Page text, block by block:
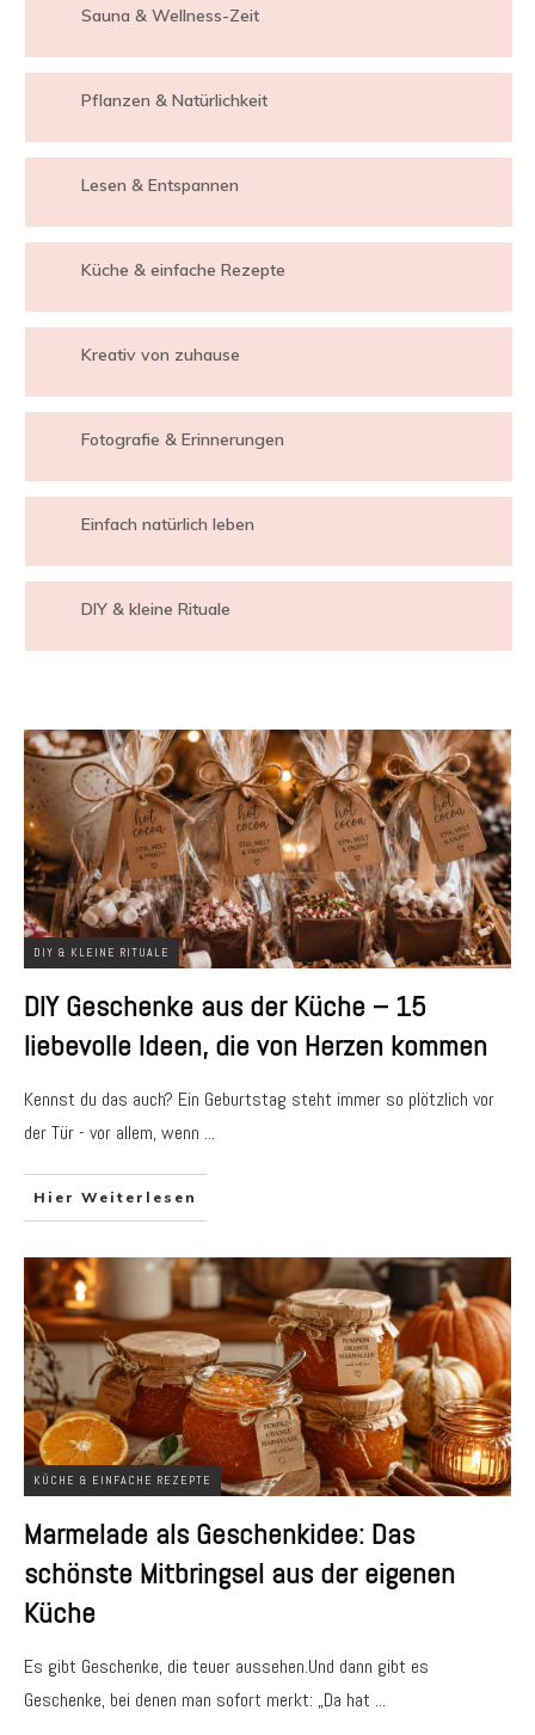
DIY & KLEINE RITUALE
DIY Geschenke aus der Küche – 15
liebevolle Ideen, die von Herzen kommen
Kennst du das auch? Ein Geburtstag steht immer so plötzlich vor
der Tür - vor allem, wenn ...
Hier Weiterlesen
KÜCHE & EINFACHE REZEPTE
Marmelade als Geschenkidee: Das
schönste Mitbringsel aus der eigenen
Küche
Es gibt Geschenke, die teuer aussehen.Und dann gibt es
Geschenke, bei denen man sofort merkt: „Da hat ...
Sauna & Wellness-Zeit
Pflanzen & Natürlichkeit
Lesen & Entspannen
Küche & einfache Rezepte
Kreativ von zuhause
Fotografie & Erinnerungen
Einfach natürlich leben
DIY & kleine Rituale